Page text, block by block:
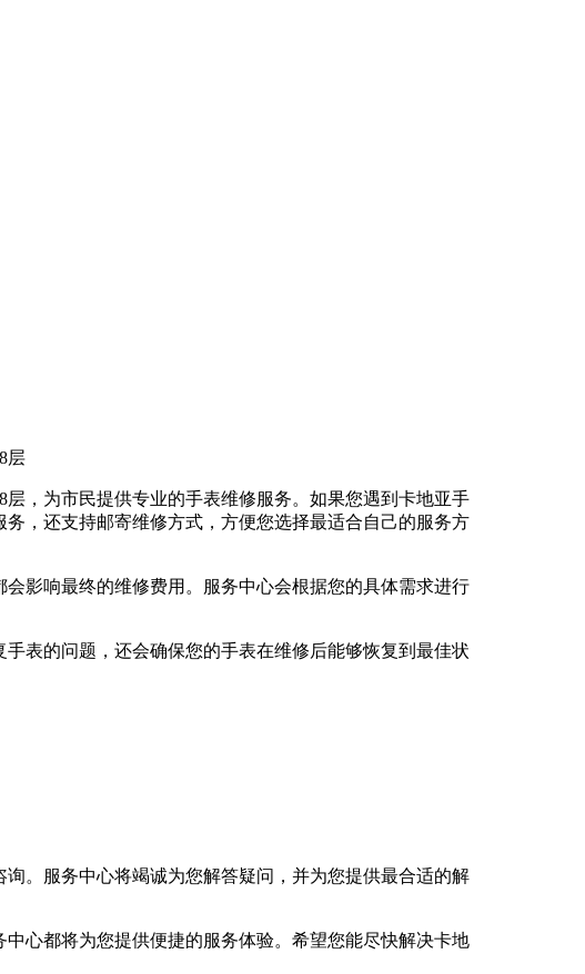
层
层，为市民提供专业的手表维修服务。如果您遇到卡地亚手
，还支持邮寄维修方式，方便您选择最适合自己的服务方
影响最终的维修费用。服务中心会根据您的具体需求进行
表的问题，还会确保您的手表在维修后能够恢复到最佳状
。服务中心将竭诚为您解答疑问，并为您提供最合适的解
心都将为您提供便捷的服务体验。希望您能尽快解决卡地